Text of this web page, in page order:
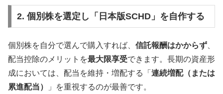
2. 個別株を選定し「日本版SCHD」を自作する
個別株を自分で選んで購入すれば、 信託報酬はかからず、
配当控除のメリットを最大限享受できます。長期の資産形
成においては、配当を維持・増配する「 連続増配（または
累進配当）
」を重視するのが最善です。